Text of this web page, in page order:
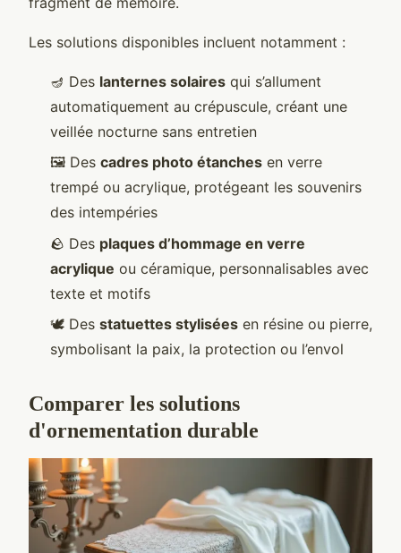
Les solutions disponibles incluent notamment :
🪔 Des lanternes solaires qui s’allument
automatiquement au crépuscule, créant une
veillée nocturne sans entretien
🖼️ Des cadres photo étanches en verre
trempé ou acrylique, protégeant les souvenirs
des intempéries
🪨 Des plaques d’hommage en verre
acrylique ou céramique, personnalisables avec
texte et motifs
🕊️ Des statuettes stylisées en résine ou pierre,
symbolisant la paix, la protection ou l’envol
Comparer les solutions
d'ornementation durable